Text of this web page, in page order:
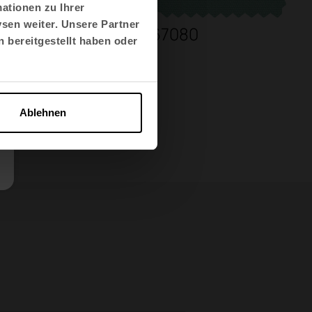
zu Ihrer
weiter. Unsere Partner
bereitgestellt haben oder
Ablehnen
66164 67080